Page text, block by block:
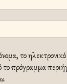
το ηλεκτρονικό
το πρόγραμμα